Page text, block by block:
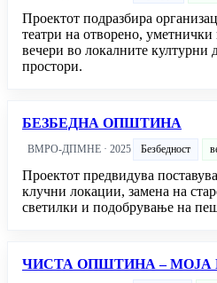
Проектот подразбира
театри на отворено,
вечери во локалните културни
простори.
БЕЗБЕДНА ОПШТИНА
ВМРО-ДПМНЕ · 2025 Безбедност
Проектот предвидува
клучни локации, замена на
светилки и подобрување на
ЧИСТА ОПШТИНА – МОЈА